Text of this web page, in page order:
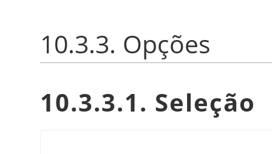
10.3.3. Opções
10.3.3.1. Seleção